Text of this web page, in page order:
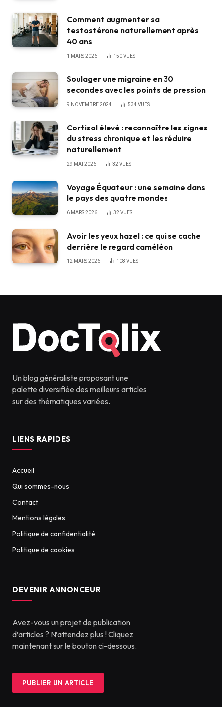
Comment augmenter sa
testostérone naturellement après
40 ans
1 MARS 2026 150VUES
Soulager une migraine en 30
secondes avec les points de pression
9 NOVEMBRE 2024 534 VUES
Cortisol élevé : reconnaître les signes
du stress chronique et les réduire
naturellement
29 MAI 2026 32VUES
Voyage Équateur : une semaine dans
le pays des quatre mondes
6 MARS 2026 32VUES
Avoir les yeux hazel : ce qui se cache
derrière le regard caméléon
12 MARS 2026 108 VUES
Un blog généraliste proposant une
palette diversifiée des meilleurs articles
sur des thématiques variées.
LIENS RAPIDES
Accueil
Qui sommes-nous
Contact
Mentions légales
Politique de confidentialité
Politique de cookies
DEVENIR ANNONCEUR
Avez-vous un projet de publication
d’articles ? N’attendez plus ! Cliquez
maintenant sur le bouton ci-dessous.
PUBLIER UN ARTICLE